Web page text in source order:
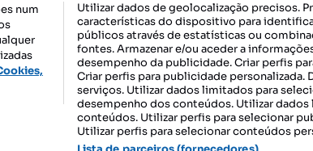
DESCARREGAR NA:
TERMOS DE UTILIZAÇÃO POLÍTICA DE PRIVACIDADE
num
Utilizar dados de geolocalização precisos.
características do dispositivo para
públicos através de estatísticas ou
fontes. Armazenar e/ou aceder a
desempenho da publicidade. Criar perfis
Criar perfis para publicidade personalizada.
serviços. Utilizar dados limitados para
desempenho dos conteúdos. Utilizar
conteúdos. Utilizar perfis para selecionar
Utilizar perfis para selecionar conteúdos